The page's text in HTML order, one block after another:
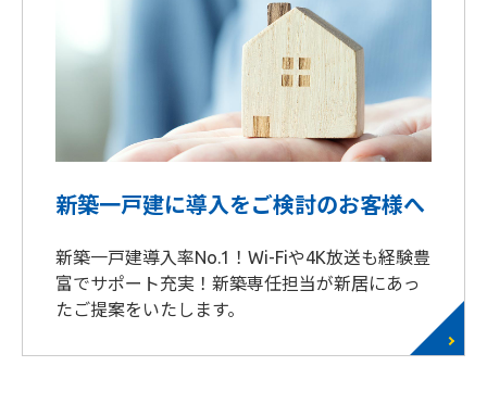
新築一戸建に導入をご検討のお客様へ
新築一戸建導入率No.1！Wi-Fiや4K放送も経験豊
富でサポート充実！新築専任担当が新居にあっ
たご提案をいたします。